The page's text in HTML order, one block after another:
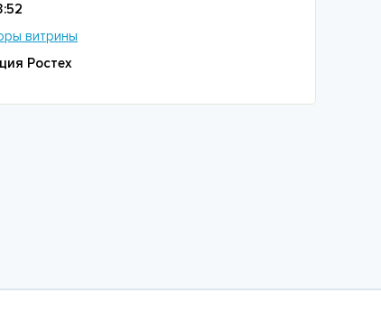
витрины
Ростех